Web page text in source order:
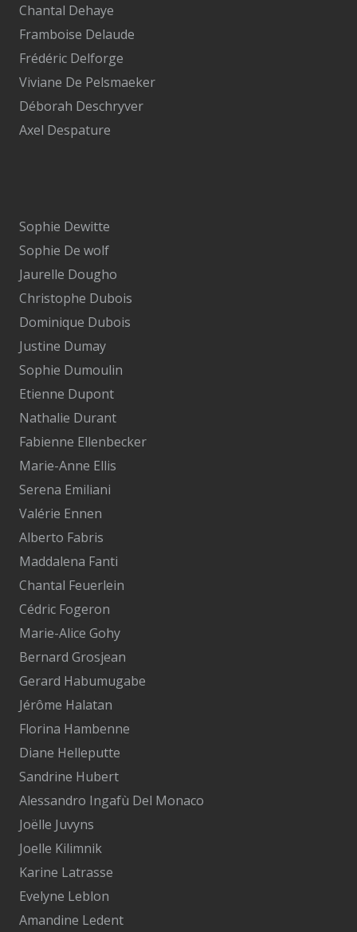
Chantal Dehaye
Framboise Delaude
Frédéric Delforge
Viviane De Pelsmaeker
Déborah Deschryver
Axel Despature
Sophie Dewitte
Sophie De wolf
Jaurelle Dougho
Christophe Dubois
Dominique Dubois
Justine Dumay
Sophie Dumoulin
Etienne Dupont
Nathalie Durant
Fabienne Ellenbecker
Marie-Anne Ellis
Serena Emiliani
Valérie Ennen
Alberto Fabris
Maddalena Fanti
Chantal Feuerlein
Cédric Fogeron
Marie-Alice Gohy
Bernard Grosjean
Gerard Habumugabe
Jérôme Halatan
Florina Hambenne
Diane Helleputte
Sandrine Hubert
Alessandro Ingafù Del Monaco
Joëlle Juvyns
Joelle Kilimnik
Karine Latrasse
Evelyne Leblon
Amandine Ledent